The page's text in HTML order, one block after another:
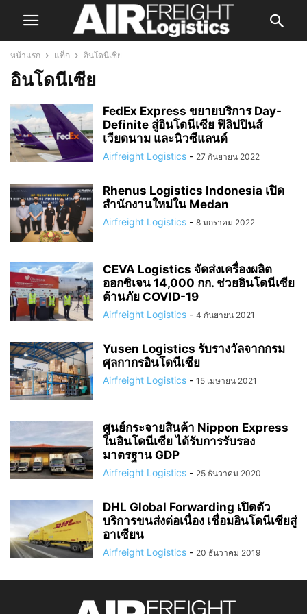
หน้าแรก แท็ก อินโดนีเซีย
อินโดนีเซีย
FedEx Express ขยายบริการ Day-
Definite สู่อินโดนีเซีย ฟิลิปปินส์
เวียดนาม และนิวซีแลนด์
Airfreight Logistics - 27 กันยายน 2022
Rhenus Logistics Indonesia เปิด
สำนักงานใหม่ใน Medan
Airfreight Logistics - 8 มกราคม 2022
CEVA Logistics จัดส่งเครื่องผลิต
ออกซิเจน 14,000 กก. ช่วยอินโดนีเซีย
ต้านภัย COVID-19
Airfreight Logistics - 4 กันยายน 2021
Yusen Logistics รับรางวัลจากกรม
ศุลกากรอินโดนีเซีย
Airfreight Logistics - 15 เมษายน 2021
ศูนย์กระจายสินค้า Nippon Express
ในอินโดนีเซีย ได้รับการรับรอง
มาตรฐาน GDP
Airfreight Logistics - 25 ธันวาคม 2020
DHL Global Forwarding เปิดตัว
บริการขนส่งต่อเนื่อง เชื่อมอินโดนีเซียสู่
อาเซียน
Airfreight Logistics - 20 ธันวาคม 2019